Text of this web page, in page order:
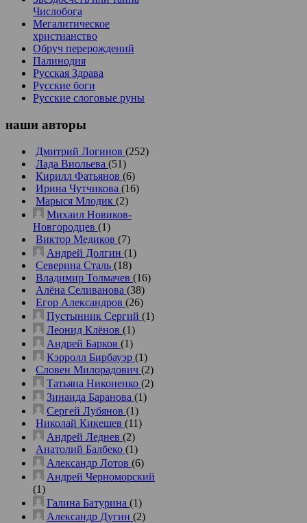
Числобога
Мегалитическое
христианство
Обруч перерождений
Палинодия
Русская Здрава
Русские боги
Русские слоговые руны
наши авторы
Дмитрий Логинов (252)
Лада Виольева (51)
Кирилл Фатьянов (6)
Ирина Чутчикова (16)
Марыся Млодик (2)
Михаил Новиков-
Новгородцев (1)
Виктор Медиков (7)
Андрей Долгин (1)
Северина Сталь (18)
Владимир Толмачев (16)
Алёна Селиванова (38)
Егор Александров (26)
Пустынник Сергий (1)
Леонид Клёнов (1)
Андрей Барков (1)
Кэрролл Бирбауэр (1)
Словен Милорадович (2)
Татьяна Никоненко (2)
Зинаида Баранова (1)
Сергей Лубянов (1)
Николай Кикешев (11)
Андрей Леднев (2)
Анатолий Балбеко (1)
Александр Лотов (6)
Андрей Черноморский
(1)
Галина Батурина (1)
Александр Дугин (2)